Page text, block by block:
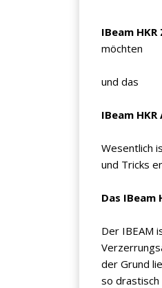
IBeam
möchten
und das
IBeam
Wesentlich
und Tricks
Das IBeam
Der IBEAM
der Grund
so